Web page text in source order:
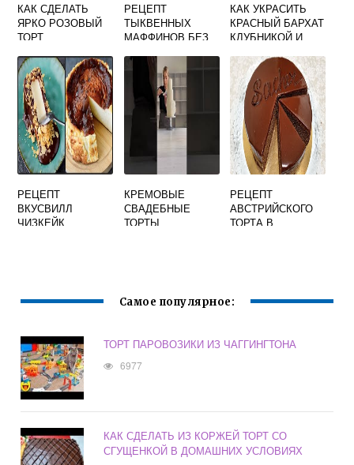
КАК СДЕЛАТЬ
ЯРКО РОЗОВЫЙ
ТОРТ
РЕЦЕПТ
ТЫКВЕННЫХ
МАФФИНОВ БЕЗ
КАК УКРАСИТЬ
КРАСНЫЙ БАРХАТ
КЛУБНИКОЙ И
РЕЦЕПТ
ВКУСВИЛЛ
ЧИЗКЕЙК
КРЕМОВЫЕ
СВАДЕБНЫЕ
ТОРТЫ
РЕЦЕПТ
АВСТРИЙСКОГО
ТОРТА В
Самое популярное:
ТОРТ ПАРОВОЗИКИ ИЗ ЧАГГИНГТОНА
6977
КАК СДЕЛАТЬ ИЗ КОРЖЕЙ ТОРТ СО
СГУЩЕНКОЙ В ДОМАШНИХ УСЛОВИЯХ